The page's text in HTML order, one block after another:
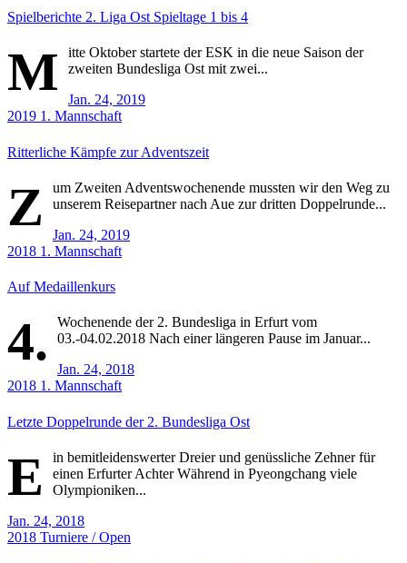
Spielberichte 2. Liga Ost Spieltage 1 bis 4
M
itte Oktober startete der ESK in die neue Saison der
zweiten Bundesliga Ost mit zwei...
Jan. 24, 2019
2019 1. Mannschaft
Ritterliche Kämpfe zur Adventszeit
Z
um Zweiten Adventswochenende mussten wir den Weg zu
unserem Reisepartner nach Aue zur dritten Doppelrunde...
Jan. 24, 2019
2018 1. Mannschaft
Auf Medaillenkurs
4.
Wochenende der 2. Bundesliga in Erfurt vom
03.-04.02.2018 Nach einer längeren Pause im Januar...
Jan. 24, 2018
2018 1. Mannschaft
Letzte Doppelrunde der 2. Bundesliga Ost
E
in bemitleidenswerter Dreier und genüssliche Zehner für
einen Erfurter Achter Während in Pyeongchang viele
Olympioniken...
Jan. 24, 2018
2018 Turniere / Open